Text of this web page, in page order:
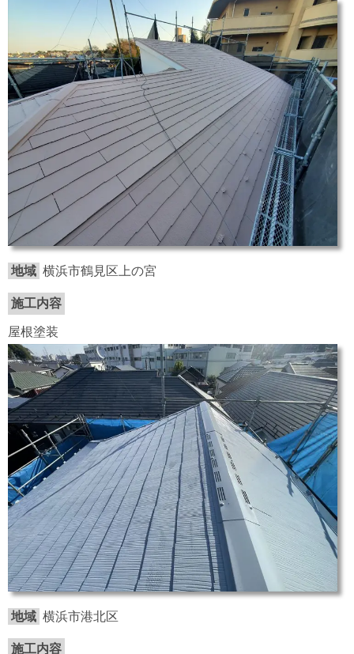
地域 横浜市鶴見区上の宮
施工内容
屋根塗装
地域 横浜市港北区
施工内容